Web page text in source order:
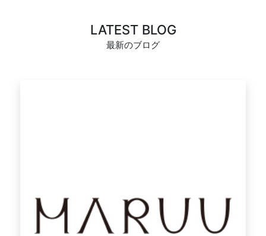
LATEST BLOG
最新のブログ